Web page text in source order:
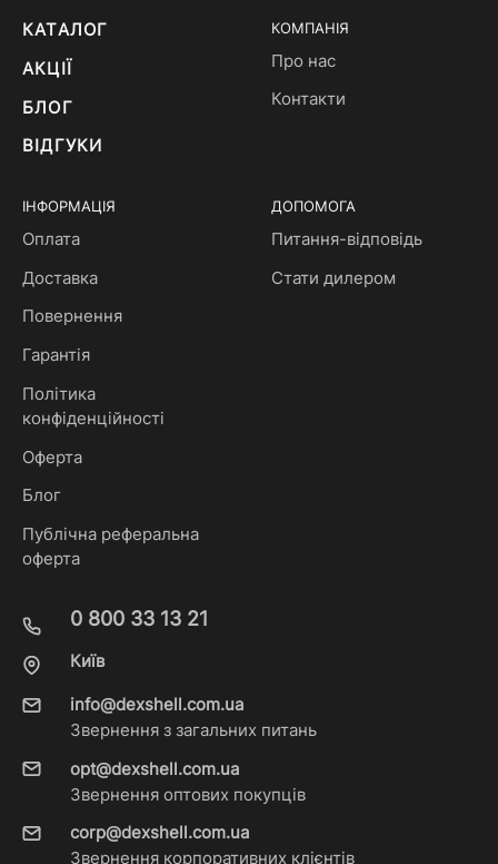
КАТАЛОГ
АКЦІЇ
БЛОГ
ВІДГУКИ
КОМПАНІЯ
Про нас
Контакти
ІНФОРМАЦІЯ
Оплата
Доставка
Повернення
Гарантія
Політика
конфіденційності
Оферта
Блог
Публічна реферальна
оферта
ДОПОМОГА
Питання-відповідь
Стати дилером
0 800 33 13 21
Київ
info@dexshell.com.ua
Звернення з загальних питань
opt@dexshell.com.ua
Звернення оптових покупців
corp@dexshell.com.ua
Звернення корпоративних клієнтів